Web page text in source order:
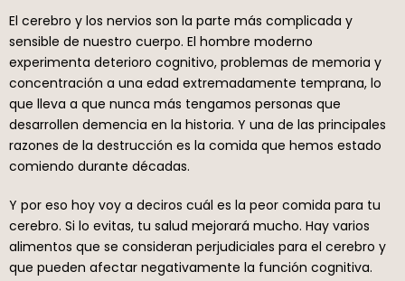
El cerebro y los nervios son la parte más complicada y
sensible de nuestro cuerpo. El hombre moderno
experimenta deterioro cognitivo, problemas de memoria y
concentración a una edad extremadamente temprana, lo
que lleva a que nunca más tengamos personas que
desarrollen demencia en la historia. Y una de las principales
razones de la destrucción es la comida que hemos estado
comiendo durante décadas.
Y por eso hoy voy a deciros cuál es la peor comida para tu
cerebro. Si lo evitas, tu salud mejorará mucho. Hay varios
alimentos que se consideran perjudiciales para el cerebro y
que pueden afectar negativamente la función cognitiva.